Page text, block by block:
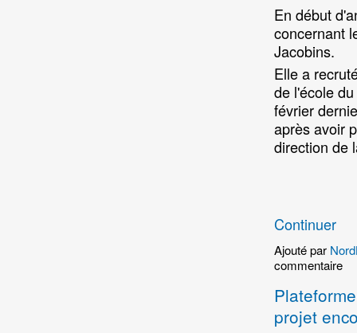
En début
concernant
Jacobins.
Elle a
de l'école
février
après avoir
direction de
Continuer
Ajouté par
commentaire
projet